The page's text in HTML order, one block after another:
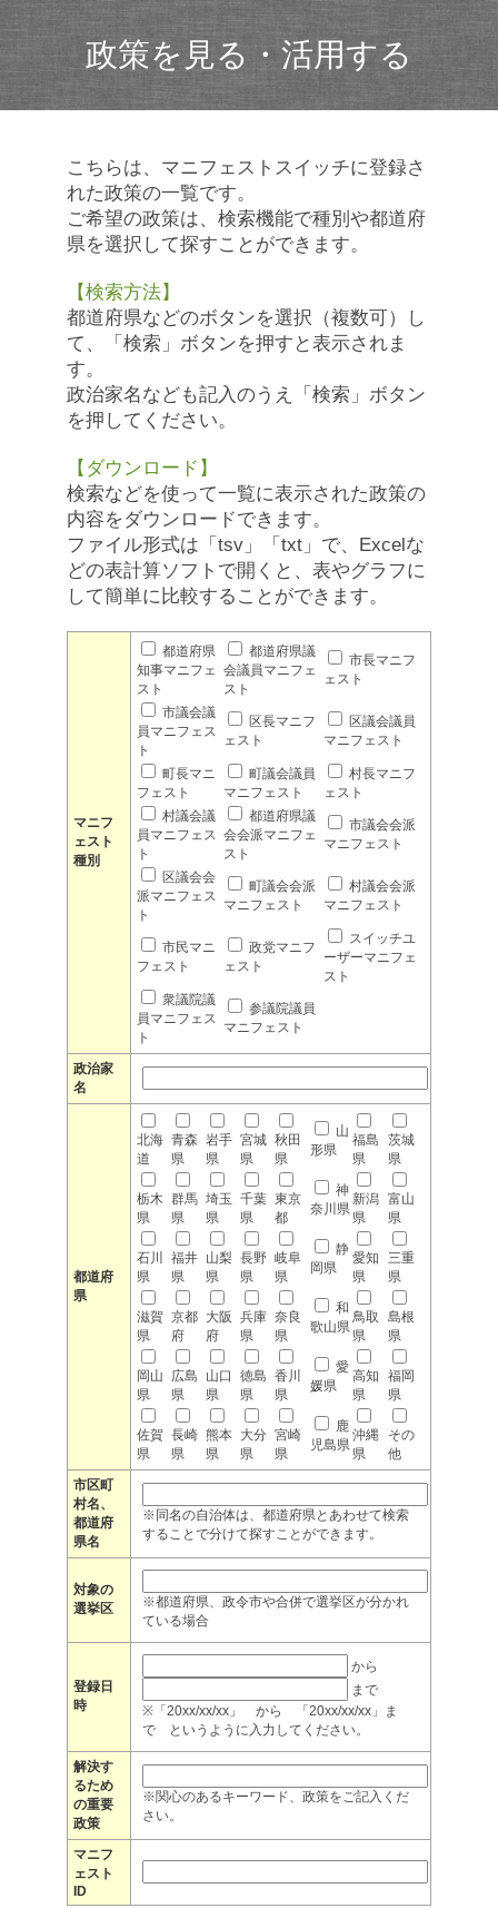
政策を見る・活用する
こちらは、マニフェストスイッチに登録さ
れた政策の一覧です。
ご希望の政策は、検索機能で種別や都道府
県を選択して探すことができます。
【検索方法】
都道府県などのボタンを選択（複数可）し
て、「検索」ボタンを押すと表示されま
す。
政治家名なども記入のうえ「検索」ボタン
を押してください。
【ダウンロード】
検索などを使って一覧に表示された政策の
内容をダウンロードできます。
ファイル形式は「tsv」「txt」で、Excelな
どの表計算ソフトで開くと、表やグラフに
して簡単に比較することができます。
マニフ
ェスト
種別
都道府県
知事マニフェ
スト
都道府県議
会議員マニフェ
スト
市長マニフ
ェスト
市議会議
員マニフェス
ト
区長マニフ
ェスト
区議会議員
マニフェスト
町長マニ
フェスト
町議会議員
マニフェスト
村長マニフ
ェスト
村議会議
員マニフェス
ト
都道府県議
会会派マニフェ
スト
市議会会派
マニフェスト
区議会会
派マニフェス
ト
町議会会派
マニフェスト
村議会会派
マニフェスト
市民マニ
フェスト
政党マニフ
ェスト
スイッチユ
ーザーマニフェ
スト
衆議院議
員マニフェス
ト
参議院議員
マニフェスト
政治家
名
都道府
県
北海
道
青森
県
岩手
県
宮城
県
秋田
県
山
形県
福島
県
茨城
県
栃木
県
群馬
県
埼玉
県
千葉
県
東京
都
神
奈川県
新潟
県
富山
県
石川
県
福井
県
山梨
県
長野
県
岐阜
県
静
岡県
愛知
県
三重
県
滋賀
県
京都
府
大阪
府
兵庫
県
奈良
県
和
歌山県
鳥取
県
島根
県
岡山
県
広島
県
山口
県
徳島
県
香川
県
愛
媛県
高知
県
福岡
県
佐賀
県
長崎
県
熊本
県
大分
県
宮崎
県
鹿
児島県
沖縄
県
その
他
市区町
村名、
都道府
県名
※同名の自治体は、都道府県とあわせて検索
することで分けて探すことができます。
対象の
選挙区
※都道府県、政令市や合併で選挙区が分かれ
ている場合
登録日
時
から
まで
※「20xx/xx/xx」 から 「20xx/xx/xx」ま
で というように入力してください。
解決す
るため
の重要
政策
※関心のあるキーワード、政策をご記入くだ
さい。
マニフ
ェスト
ID